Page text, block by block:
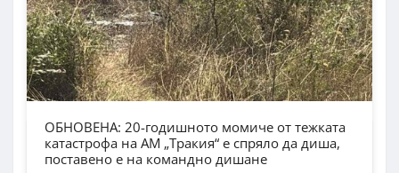
ОБНОВЕНА: 20-годишното момиче от тежката
катастрофа на АМ „Тракия“ е спряло да диша,
поставено е на командно дишане